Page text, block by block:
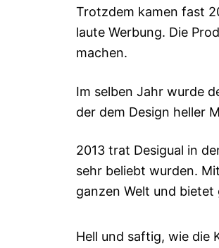
Trotzdem kamen fast
laute Werbung. Die
machen.
Im selben Jahr wurde
der dem Design heller
2013 trat Desigual in
sehr beliebt wurden.
ganzen Welt und
Hell und saftig, wie die